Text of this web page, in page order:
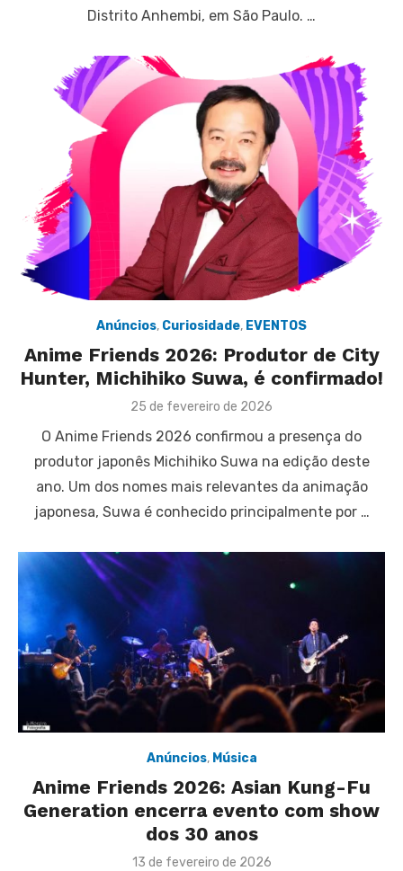
Distrito Anhembi, em São Paulo. …
Anúncios, Curiosidade, EVENTOS
Anime Friends 2026: Produtor de City
Hunter, Michihiko Suwa, é confirmado!
Posted
25 de fevereiro de 2026
O Anime Friends 2026 confirmou a presença do
produtor japonês Michihiko Suwa na edição deste
ano. Um dos nomes mais relevantes da animação
japonesa, Suwa é conhecido principalmente por …
Anúncios, Música
Anime Friends 2026: Asian Kung-Fu
Generation encerra evento com show
dos 30 anos
Posted
13 de fevereiro de 2026